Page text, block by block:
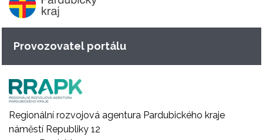
Provozovatel portálu
Regionální rozvojová agentura Pardubického kraje
náměstí Republiky 12